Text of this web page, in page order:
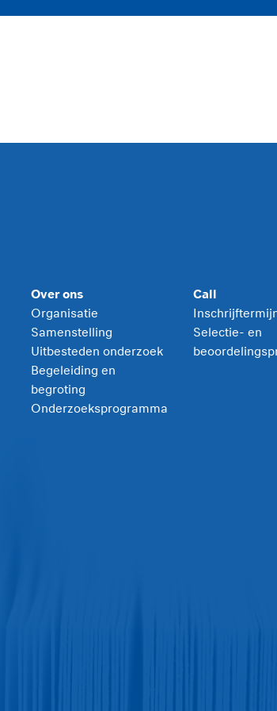
Over ons
Organisatie
Samenstelling
Uitbesteden onderzoek
Begeleiding en
begroting
Onderzoeksprogramma
Call
Selectie- en